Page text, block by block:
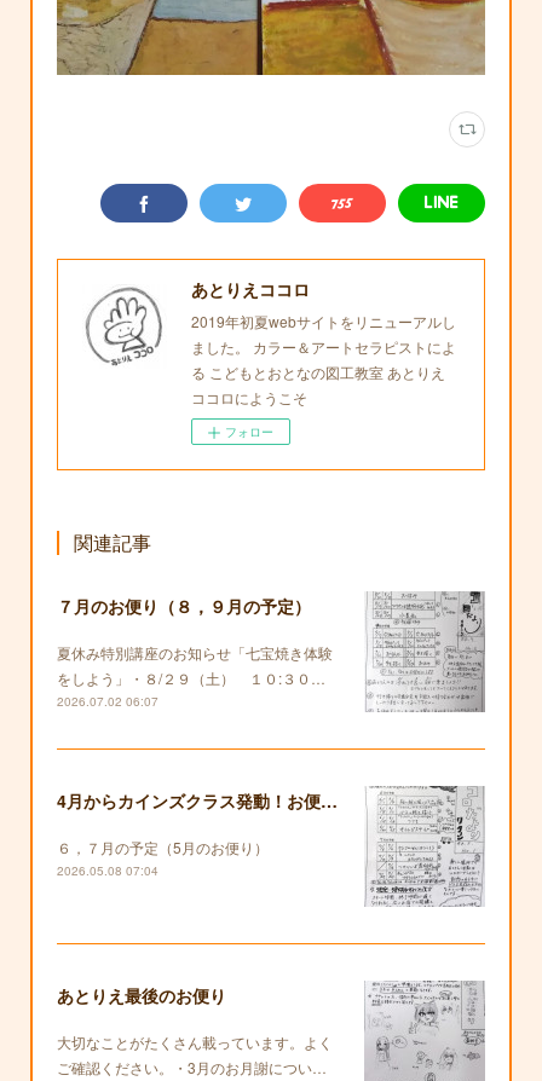
あとりえココロ
2019年初夏webサイトをリニューアルし
ました。 カラー＆アートセラピストによ
る こどもとおとなの図工教室 あとりえ
ココロにようこそ
フォロー
関連記事
７月のお便り（８，９月の予定）
夏休み特別講座のお知らせ「七宝焼き体験
をしよう」・８/２９（土） １０:３０…
2026.07.02 06:07
4月からカインズクラス発動！お便りも復活します！
６，７月の予定（5月のお便り）
2026.05.08 07:04
あとりえ最後のお便り
大切なことがたくさん載っています。よく
ご確認ください。・3月のお月謝につい…